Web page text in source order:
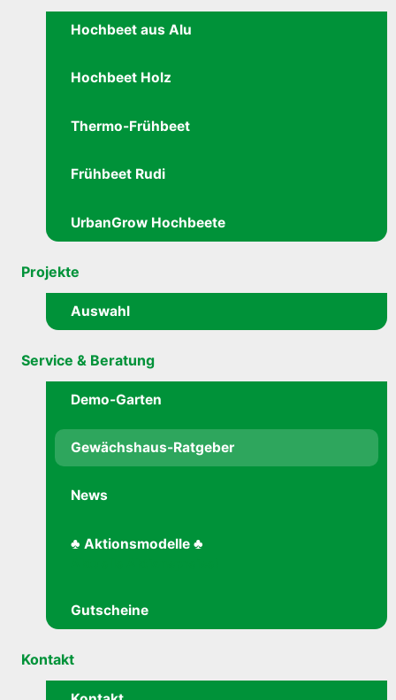
Hochbeet aus Alu
Hochbeet Holz
Thermo-Frühbeet
Frühbeet Rudi
UrbanGrow Hochbeete
Projekte
Auswahl
Service & Beratung
Demo-Garten
Gewächshaus-Ratgeber
News
♣ Aktionsmodelle ♣
Gutscheine
Kontakt